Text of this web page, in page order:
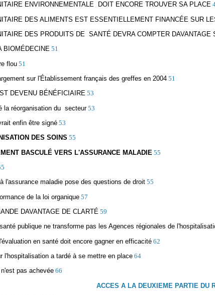
ENVIRONNEMENTALE DOIT ENCORE TROUVER SA PLACE
DES ALIMENTS EST ESSENTIELLEMENT FINANCÉE SUR
DES PRODUITS DE SANTÉ DEVRA COMPTER DAVANTAGE
BIOMÉDECINE 51
flou 51
sur l'Établissement français des greffes en 2004 51
DEVENU BÉNÉFICIAIRE 53
la réorganisation du secteur 53
enfin être signé 53
DES SOINS 55
BASCULÉ VERS L'ASSURANCE MALADIE 55
l'assurance maladie pose des questions de droit 55
de la loi organique 57
DAVANTAGE DE CLARTÉ 59
publique ne transforme pas les Agences régionales de
en santé doit encore gagner en efficacité 62
l'hospitalisation a tardé à se mettre en place64
pas achevée 66
ACCES A LA DEUXIEME PARTIE DU